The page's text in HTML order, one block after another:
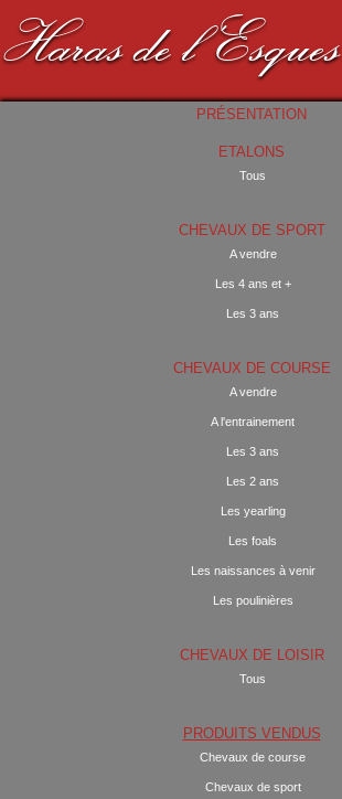
Haras de l'Esques
PRÉSENTATION
ETALONS
Tous
CHEVAUX DE SPORT
A vendre
Les 4 ans et +
Les 3 ans
CHEVAUX DE COURSE
A vendre
A l'entrainement
Les 3 ans
Les 2 ans
Les yearling
Les foals
Les naissances à venir
Les poulinières
CHEVAUX DE LOISIR
Tous
PRODUITS VENDUS
Chevaux de course
Chevaux de sport